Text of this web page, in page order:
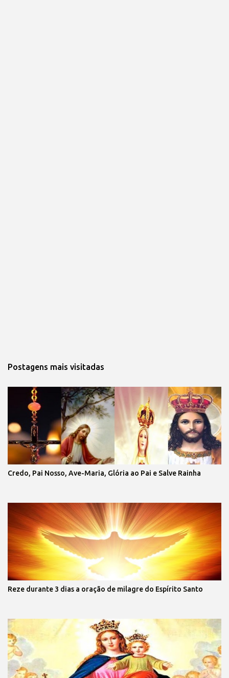
Postagens mais visitadas
Credo, Pai Nosso, Ave-Maria, Glória ao Pai e Salve Rainha
Reze durante 3 dias a oração de milagre do Espírito Santo